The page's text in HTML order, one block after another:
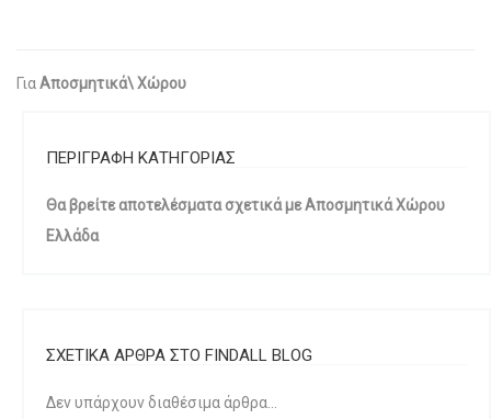
ΓιαΑποσμητικά\ Χώρου
ΠΕΡΙΓΡΑΦΗ ΚΑΤΗΓΟΡΙΑΣ
Θα βρείτε αποτελέσματα σχετικά με Αποσμητικά Χώρου
Ελλάδα
ΣΧΕΤΙΚΑ ΑΡΘΡΑ ΣΤΟ FINDALL BLOG
Δεν υπάρχουν διαθέσιμα άρθρα...